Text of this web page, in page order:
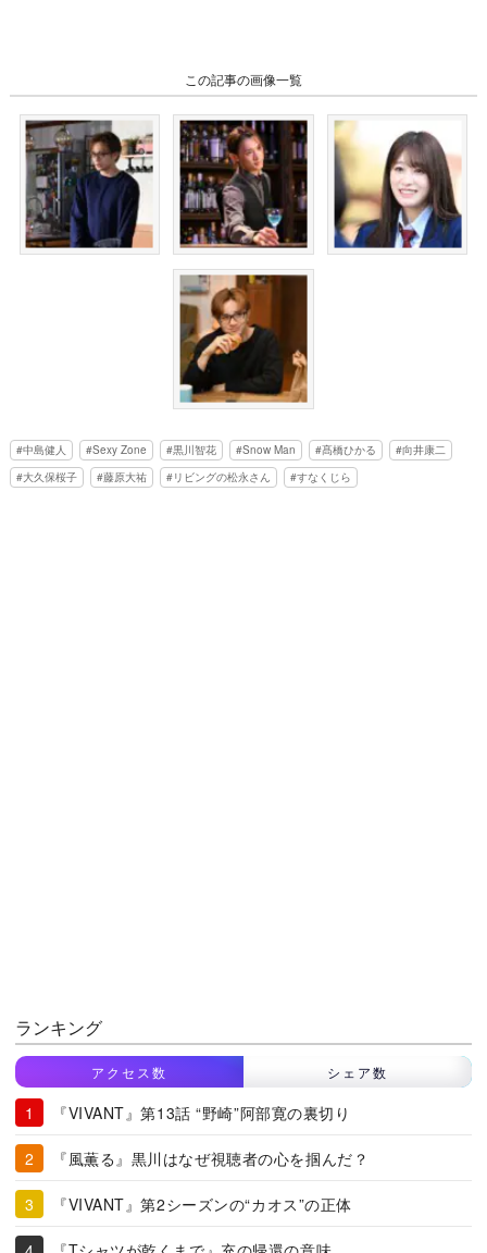
この記事の画像一覧
中島健人 Sexy Zone 黒川智花 Snow Man 髙橋ひかる
向井康二
大久保桜子
藤原大祐 リビングの松永さん すなくじら
ランキング
アクセス数 シェア数
『VIVANT』第13話 “野崎”阿部寛の裏切り
『風薫る』黒川はなぜ視聴者の心を掴んだ？
『VIVANT』第2シーズンの“カオス”の正体